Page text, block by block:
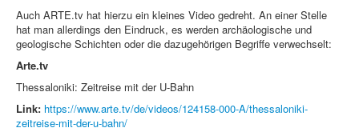
Auch ARTE.tv hat hierzu ein kleines Video gedreht. An einer Stelle
hat man allerdings den Eindruck, es werden archäologische und
geologische Schichten oder die dazugehörigen Begriffe verwechselt:
Arte.tv
Thessaloniki: Zeitreise mit der U-Bahn
Link: https://www.arte.tv/de/videos/124158-000-A/thessaloniki-
zeitreise-mit-der-u-bahn/